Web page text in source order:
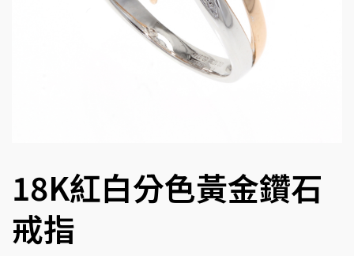
18K紅白分色黃金鑽石
戒指